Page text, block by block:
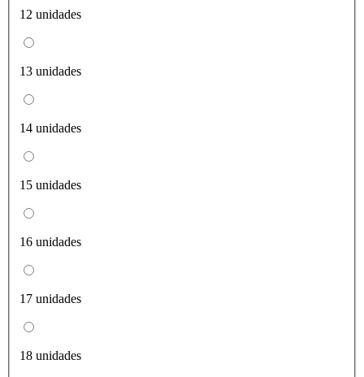
12 unidades
13 unidades
14 unidades
15 unidades
16 unidades
17 unidades
18 unidades